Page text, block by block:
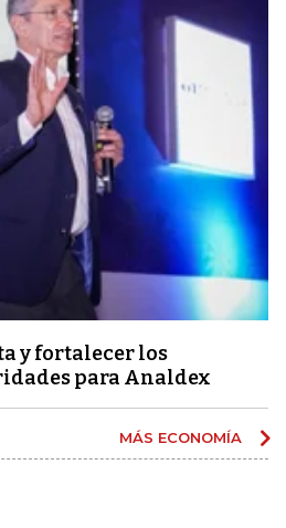
y fortalecer los
para Analdex
MÁS ECONOMÍA